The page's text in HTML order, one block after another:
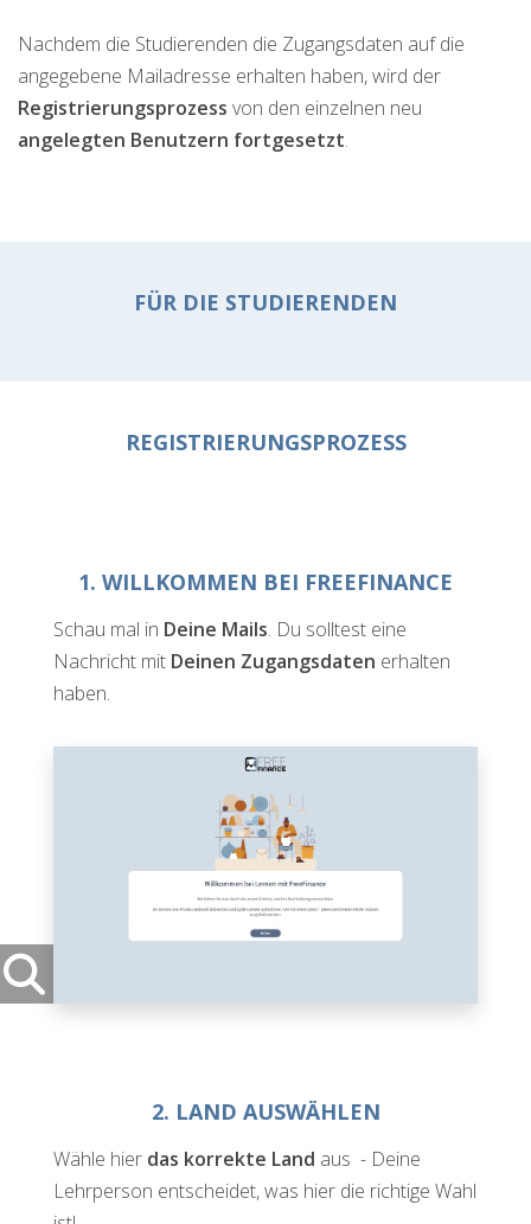
Nachdem die Studierenden die Zugangsdaten auf die
angegebene Mailadresse erhalten haben, wird der
Registrierungsprozess von den einzelnen neu
angelegten Benutzern fortgesetzt.
FÜR DIE STUDIERENDEN
REGISTRIERUNGSPROZESS
1. WILLKOMMEN BEI FREEFINANCE
Schau mal in Deine Mails. Du solltest eine
Nachricht mit Deinen Zugangsdaten erhalten
haben.
2. LAND AUSWÄHLEN
Wähle hier das korrekte Land aus - Deine
Lehrperson entscheidet, was hier die richtige Wahl